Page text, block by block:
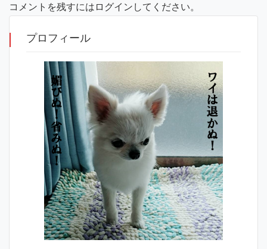
コメントを残すにはログインしてください。
プロフィール